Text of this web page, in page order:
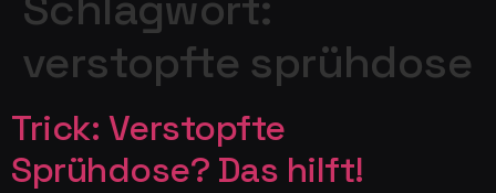
verstopfte sprühdose
Trick: Verstopfte
Sprühdose? Das hilft!